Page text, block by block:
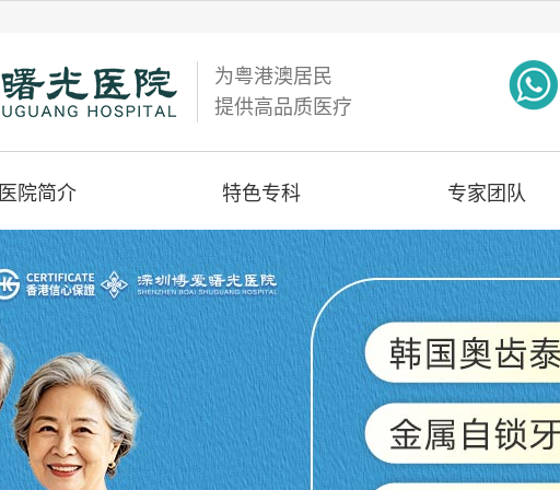
为粤港澳居民
提供高品质医疗
医院简介 特色专科 专家团队